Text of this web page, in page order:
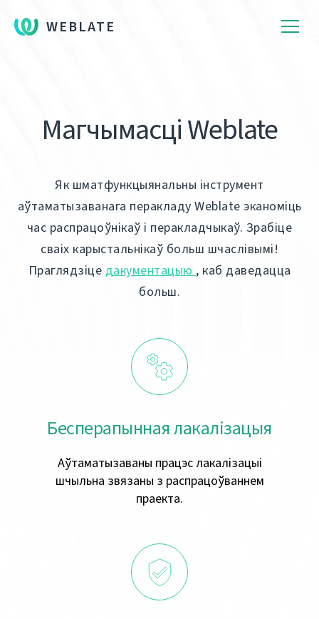
WEBLATE
Магчымасці Weblate
Як шматфункцыянальны інструмент
аўтаматызаванага перакладу Weblate эканоміць
час распрацоўнікаў і перакладчыкаў. Зрабіце
сваіх карыстальнікаў больш шчаслівымі!
Праглядзіце дакументацыю , каб даведацца
больш.
Бесперапынная лакалізацыя
Аўтаматызаваны працэс лакалізацыі
шчыльна звязаны з распрацоўваннем
праекта.